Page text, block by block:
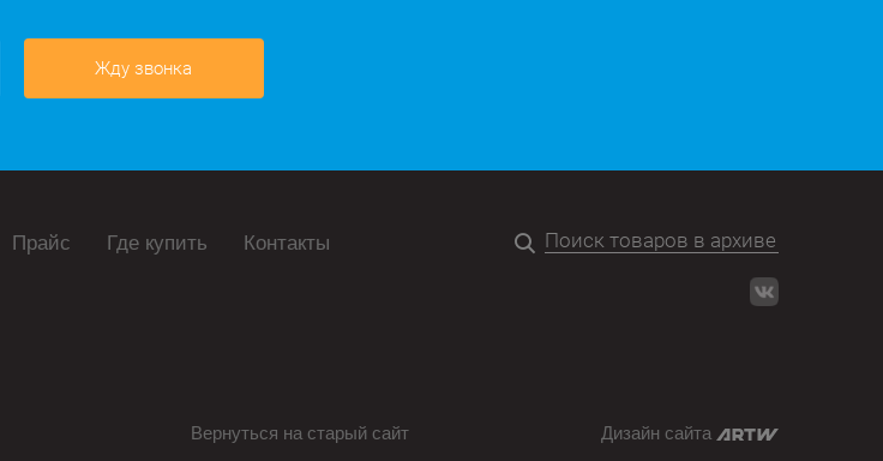
Жду звонка
Прайс Где купить Контакты
Вернуться на старый сайт Дизайн сайта